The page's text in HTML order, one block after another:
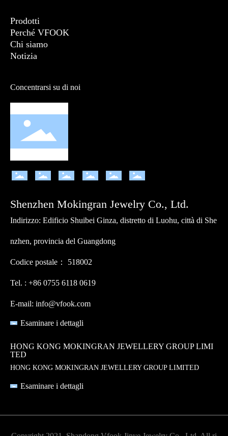
Prodotti
Perché VFOOK
Chi siamo
Notizia
Concentrarsi su di noi
Shenzhen Mokingran Jewelry Co., Ltd.
Indirizzo: Edificio Shuibei Ginza, distretto di Luohu, città di She
nzhen, provincia del Guangdong
Codice postale： 518002
Tel. : +86 0755 6118 0619
E-mail: info@vfook.com
Esaminare i dettagli
HONG KONG MOKINGRAN JEWELLERY GROUP LIMI
TED
HONG KONG MOKINGRAN JEWELLERY GROUP LIMITED
Esaminare i dettagli